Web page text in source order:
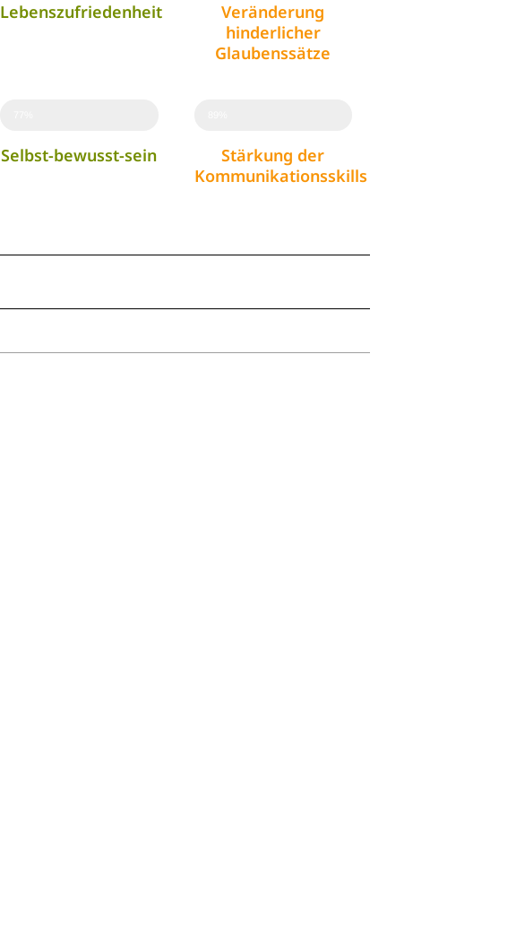
Lebenszufriedenheit
Veränderung
hinderlicher
Glaubenssätze
Selbst-bewusst-sein
Stärkung der
Kommunikationsskills